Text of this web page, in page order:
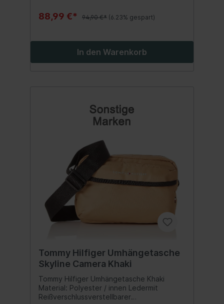
88,99 €* 94,90 €* (6.23% gespart)
In den Warenkorb
Tommy Hilfiger Umhängetasche
Skyline Camera Khaki
Tommy Hilfiger Umhängetasche Khaki
Material: Polyester / innen Ledermit
Reißverschlussverstellbarer